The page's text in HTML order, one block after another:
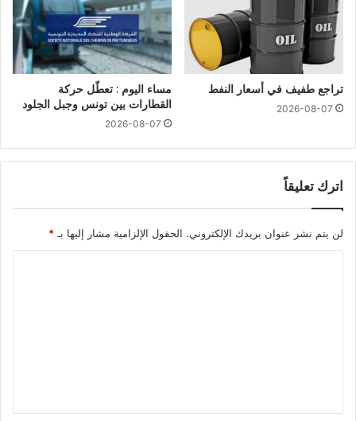
تراجع طفيف في أسعار النفط
2026-08-07
مساء اليوم : تعطّل حركة
القطارات بين تونس وجبل الجلود
2026-08-07
اترك تعليقاً
لن يتم نشر عنوان بريدك الإلكتروني. الحقول الإلزامية مشار إليها بـ *